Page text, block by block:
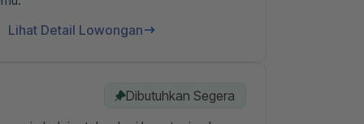
Lihat Detail Lowongan
Dibutuhkan Segera